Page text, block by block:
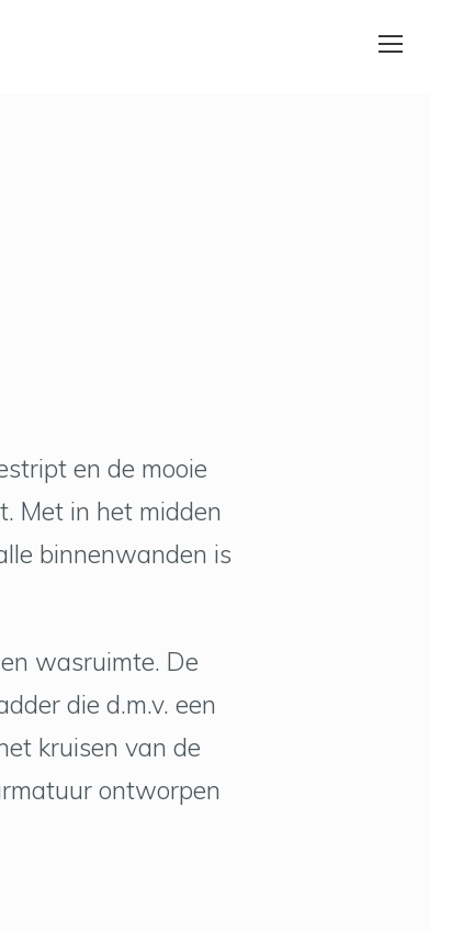
en de mooie
Met in het midden
binnenwanden is
wasruimte. De
die d.m.v. een
kruisen van de
ontworpen